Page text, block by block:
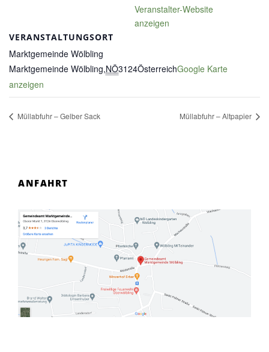
VERANSTALTUNGSORT
Marktgemeinde Wölbling
Marktgemeinde Wölbling,NÖ3124ÖsterreichGoogle Karte
anzeigen
Veranstalter-Website
anzeigen
Müllabfuhr – Gelber Sack Müllabfuhr – Altpapier
ANFAHRT